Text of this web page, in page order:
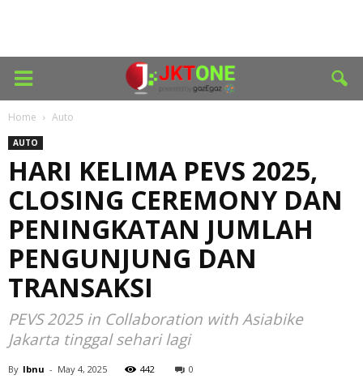
Home Auto
AUTO
HARI KELIMA PEVS 2025,
CLOSING CEREMONY DAN
PENINGKATAN JUMLAH
PENGUNJUNG DAN
TRANSAKSI
PEVS 2025 in Collaboration with Asiabike
Jakarta tinggal sehari lagi
By Ibnu - May 4, 2025 442 0